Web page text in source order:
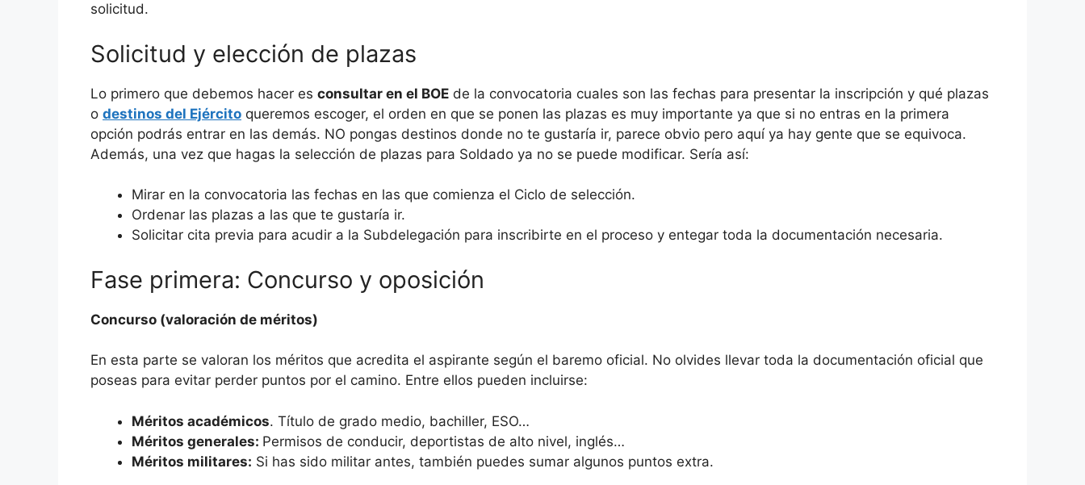
solicitud.
Solicitud y elección de plazas
Lo primero que debemos hacer es consultar en el BOE de la convocatoria cuales son las fechas para presentar la inscripción y qué plazas
o destinos del Ejército queremos escoger, el orden en que se ponen las plazas es muy importante ya que si no entras en la primera
opción podrás entrar en las demás. NO pongas destinos donde no te gustaría ir, parece obvio pero aquí ya hay gente que se equivoca.
Además, una vez que hagas la selección de plazas para Soldado ya no se puede modificar. Sería así:
Mirar en la convocatoria las fechas en las que comienza el Ciclo de selección.
Ordenar las plazas a las que te gustaría ir.
Solicitar cita previa para acudir a la Subdelegación para inscribirte en el proceso y entegar toda la documentación necesaria.
Fase primera: Concurso y oposición
Concurso (valoración de méritos)
En esta parte se valoran los méritos que acredita el aspirante según el baremo oficial. No olvides llevar toda la documentación oficial que
poseas para evitar perder puntos por el camino. Entre ellos pueden incluirse:
Méritos académicos. Título de grado medio, bachiller, ESO…
Méritos generales: Permisos de conducir, deportistas de alto nivel, inglés…
Méritos militares: Si has sido militar antes, también puedes sumar algunos puntos extra.